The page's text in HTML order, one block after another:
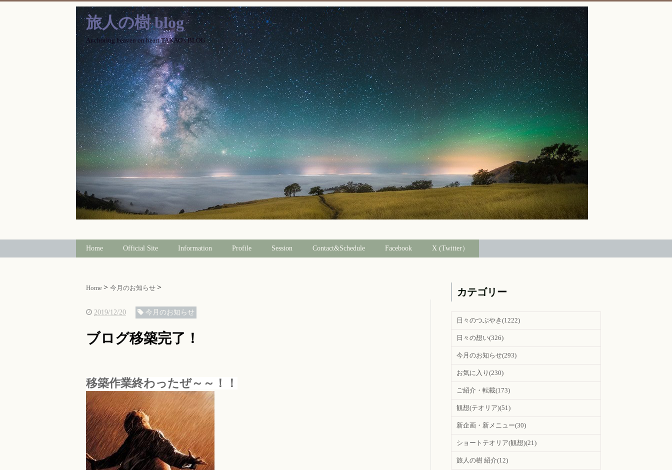
旅人の樹 blog
Anchoring heaven on heart TAKAO's BLOG
Home Official Site Information Profile Session Contact&Schedule Facebook X (Twitter）
Home 今月のお知らせ
2019/12/20 今月のお知らせ
ブログ移築完了！
移築作業終わったぜ～～！！
カテゴリー
日々のつぶやき (1222)
日々の想い(326)
今月のお知らせ(293)
お気に入り (230)
ご紹介・転載(173)
観想(テオリア)(51)
新企画・新メニュー(30)
ショートテオリア(観想)(21)
旅人の樹 紹介(12)